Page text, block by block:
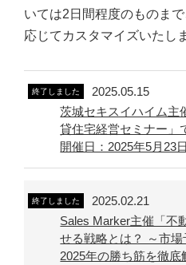
いては2日間程度のものま
応じてカスタマイズいたし
終了しました
2025.05.15
茨城セキスイハイム主
貸住宅経営セミナー」
開催日：2025年5月23
終了しました
2025.02.21
Sales Marker主催「不
せる戦略とは？ ～市
2025年の勝ち筋を徹底